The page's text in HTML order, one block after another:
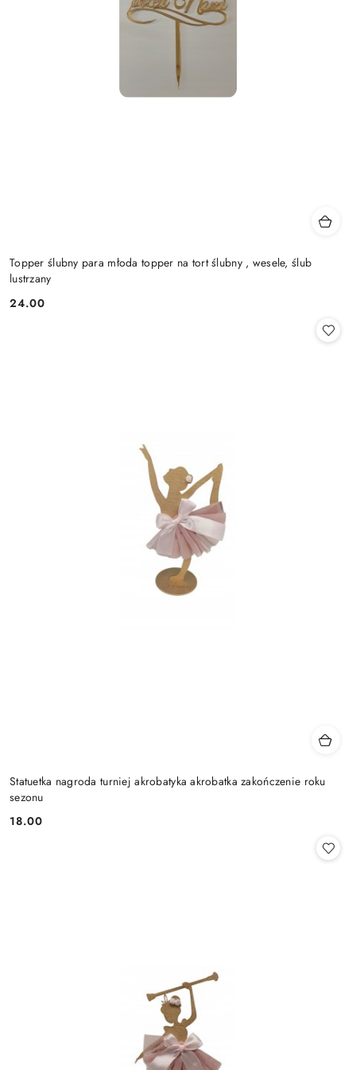
Topper ślubny para młoda topper na tort ślubny , wesele, ślub
lustrzany
Cena:
24.00
Statuetka nagroda turniej akrobatyka akrobatka zakończenie roku
sezonu
Cena:
18.00